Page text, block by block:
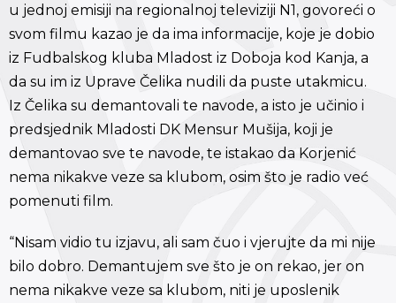
u jednoj emisiji na regionalnoj televiziji N1, govoreći o
svom filmu kazao je da ima informacije, koje je dobio
iz Fudbalskog kluba Mladost iz Doboja kod Kanja, a
da su im iz Uprave Čelika nudili da puste utakmicu.
Iz Čelika su demantovali te navode, a isto je učinio i
predsjednik Mladosti DK Mensur Mušija, koji je
demantovao sve te navode, te istakao da Korjenić
nema nikakve veze sa klubom, osim što je radio već
pomenuti film.
“Nisam vidio tu izjavu, ali sam čuo i vjerujte da mi nije
bilo dobro. Demantujem sve što je on rekao, jer on
nema nikakve veze sa klubom, niti je uposlenik